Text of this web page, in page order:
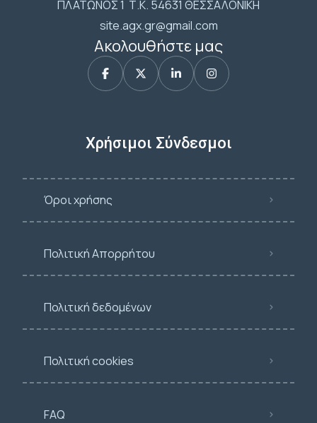
ΠΛΑΤΩΝΟΣ 1 Τ.Κ. 54631 ΘΕΣΣΑΛΟΝΙΚΗ
site.agx.gr@gmail.com
Ακολουθήστε μας
Χρήσιμοι Σύνδεσμοι
Όροι χρήσης
Πολιτική Απορρήτου
Πολιτική δεδομένων
Πολιτική cookies
FAQ